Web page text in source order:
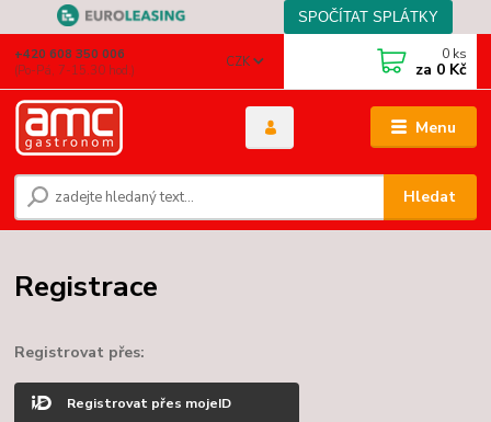
Menu
CZK
Hledat
+420 608 350 006
(Po-Pá, 7-15.30 hod.)
0 ks
za 0 Kč
Registrace
Registrovat přes:
Registrovat přes mojeID